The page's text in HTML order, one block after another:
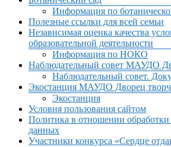
Информация по
Полезные ссылки для всей семьи
Независимая оценка качества
образовательной деятельности
Информация по НОКО
Наблюдательный совет МАУДО
Наблюдательный совет.
Экостанция МАУДО Дворец
Экостанция
Условия пользования сайтом
Политика в отношении
данных
Участники конкурса «Сердце